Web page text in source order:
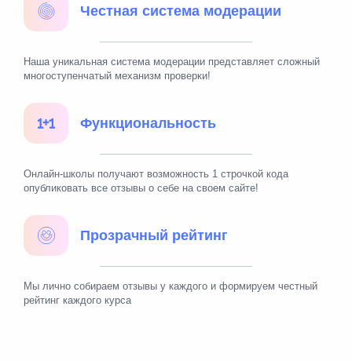
Честная система модерации
Наша уникальная система модерации представляет сложный
многоступенчатый механизм проверки!
Функциональность
Онлайн-школы получают возможность 1 строчкой кода
опубликовать все отзывы о себе на своем сайте!
Прозрачный рейтинг
Мы лично собираем отзывы у каждого и формируем честный
рейтинг каждого курса